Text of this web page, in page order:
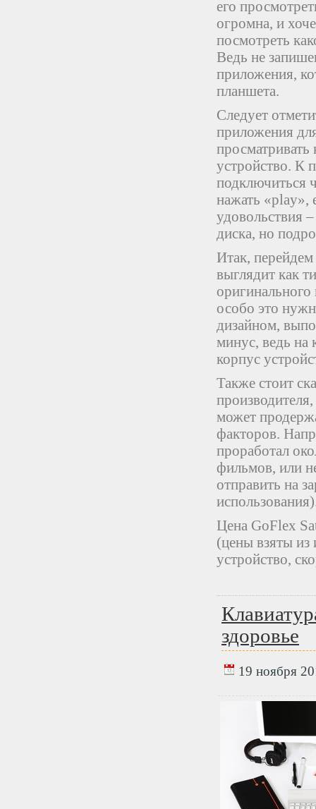
его
огромна, и
посмотреть
Ведь не
приложения,
планшета.
Следует
приложения
просматривать
устройство. К
подключиться
нажать «play»,
удовольствия
диска, но
Итак,
выглядит как
особо это
дизайном,
минус, ведь на
корпус
Также стоит
может
факторов.
проработал
фильмов, или
отправить на
Цена GoFlex
(цены взяты из
устройство,
здоровье
19 ноября